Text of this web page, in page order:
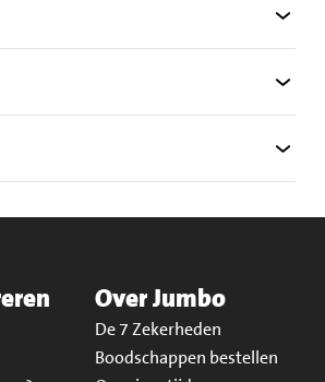
Over Jumbo
De 7 Zekerheden
Boodschappen bestellen